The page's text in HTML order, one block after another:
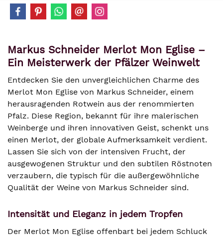
Markus Schneider Merlot Mon Eglise –
Ein Meisterwerk der Pfälzer Weinwelt
Entdecken Sie den unvergleichlichen Charme des
Merlot Mon Eglise von Markus Schneider, einem
herausragenden Rotwein aus der renommierten
Pfalz. Diese Region, bekannt für ihre malerischen
Weinberge und ihren innovativen Geist, schenkt uns
einen Merlot, der globale Aufmerksamkeit verdient.
Lassen Sie sich von der intensiven Frucht, der
ausgewogenen Struktur und den subtilen Röstnoten
verzaubern, die typisch für die außergewöhnliche
Qualität der Weine von Markus Schneider sind.
Intensität und Eleganz in jedem Tropfen
Der Merlot Mon Eglise offenbart bei jedem Schluck